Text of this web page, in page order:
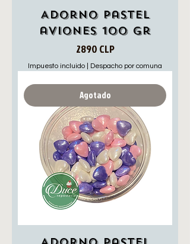
Adorno pastel
aviones 100 gr
Precio
2890 CLP
Impuesto incluido Despacho por comuna
Agotado